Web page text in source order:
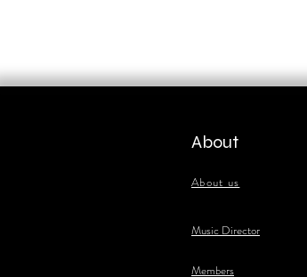
About
About us
​Music Director
​Members